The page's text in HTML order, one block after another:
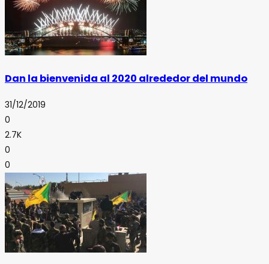
Dan la bienvenida al 2020 alrededor del mundo
31/12/2019
0
2.7K
0
0